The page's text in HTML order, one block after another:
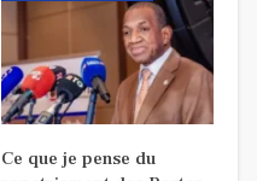
Ce que je pense du